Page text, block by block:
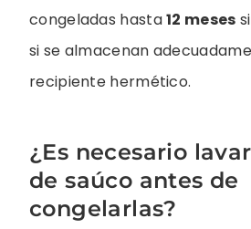
congeladas hasta12 meses
si se almacenan
recipiente hermético.
¿Es necesario
de saúco antes de
congelarlas?